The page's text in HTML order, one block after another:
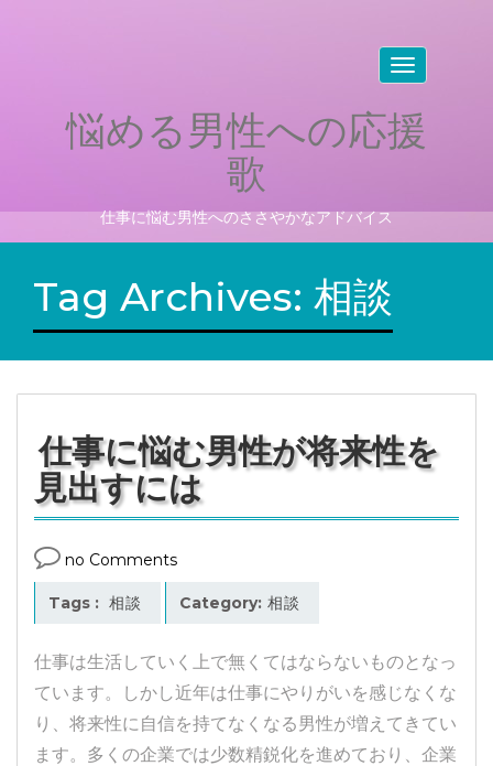
Toggle
navigation
悩める男性への応援
歌
仕事に悩む男性へのささやかなアドバイス
Tag Archives: 相談
仕事に悩む男性が将来性を
見出すには
no Comments
Tags : 相談 Category: 相談
仕事は生活していく上で無くてはならないものとなっ
ています。しかし近年は仕事にやりがいを感じなくな
り、将来性に自信を持てなくなる男性が増えてきてい
ます。多くの企業では少数精鋭化を進めており、企業